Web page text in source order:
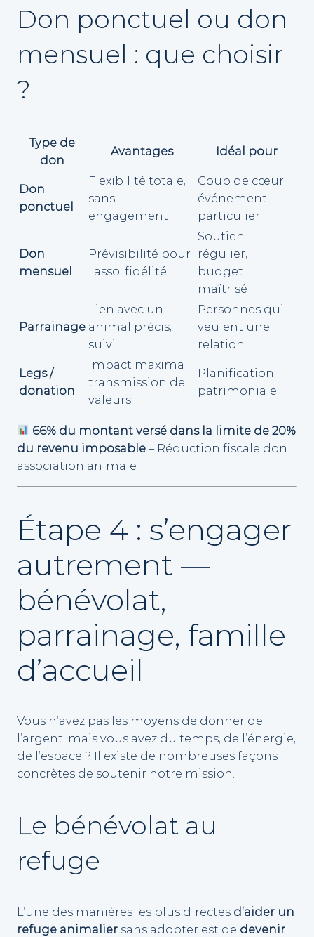
Don ponctuel ou don
mensuel : que choisir
?
Type de
don
Avantages Idéal pour
Don
ponctuel
Flexibilité totale,
sans
engagement
Coup de cœur,
événement
particulier
Don
mensuel
Prévisibilité pour
l’asso, fidélité
Soutien
régulier,
budget
maîtrisé
Parrainage
Lien avec un
animal précis,
suivi
Personnes qui
veulent une
relation
Legs /
donation
Impact maximal,
transmission de
valeurs
Planification
patrimoniale
66% du montant versé dans la limite de 20%
du revenu imposable – Réduction fiscale don
association animale
Étape 4 : s’engager
autrement —
bénévolat,
parrainage, famille
d’accueil
Vous n’avez pas les moyens de donner de
l’argent, mais vous avez du temps, de l’énergie,
de l’espace ? Il existe de nombreuses façons
concrètes de soutenir notre mission.
Le bénévolat au
refuge
L’une des manières les plus directes d’aider un
refuge animalier sans adopter est de devenir